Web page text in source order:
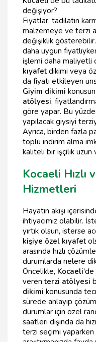
değişiyor?
Fiyatlar, tadilatın
malzemeye ve terzi
değişiklik
daha uygun
işlemi daha maliyetli
kıyafet dikimi veya
da fiyatı etkileyen
Giyim dikimi
atölyesi,
göre yapar. Bu
yapılacak giysiyi
Ayrıca, birden fazla
toplu indirim alma
kaliteli bir işçilik
Kocaeli Hızlı
Hizmetleri
Hayatın akışı
ihtiyacımız olabilir.
yırtık olsun, isterse
kişiye özel kıyafet
arasında hızlı
durumlarda nelere
Öncelikle, Kocaeli'de
verenterzi atölyesi
dikimi konusunda
sürede anlayıp
durumlar için özel
saatleri dışında da
terzi seçimi yaparken